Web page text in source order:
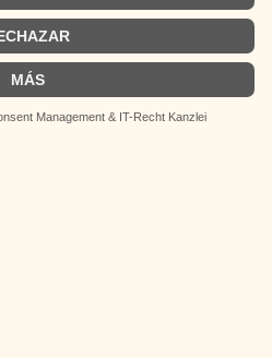
que conecta
y Alemania.
Todos los derechos
Spanish